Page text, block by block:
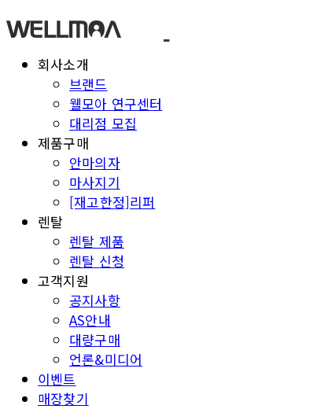
회사소개
브랜드
웰모아 연구센터
대리점 모집
제품구매
안마의자
마사지기
[재고한정]리퍼
렌탈
렌탈 제품
렌탈 신청
고객지원
공지사항
AS안내
대량구매
언론&미디어
이벤트
매장찾기